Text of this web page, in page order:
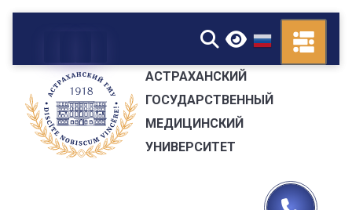
▼
АСТРАХАНСКИЙ
ГОСУДАРСТВЕННЫЙ
МЕДИЦИНСКИЙ
УНИВЕРСИТЕТ